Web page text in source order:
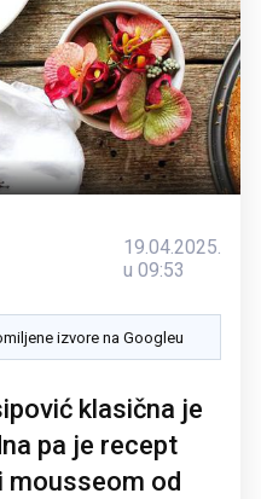
19.04.2025.
u 09:53
izvore na Googleu
klasična je
pa je recept
mousseom od